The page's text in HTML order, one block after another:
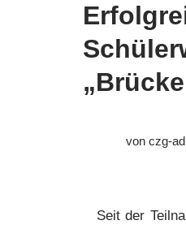
von czg-
Seit der